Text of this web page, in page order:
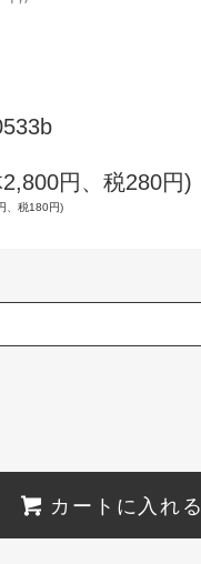
円、税280円)
、税180円)
カートに入れる